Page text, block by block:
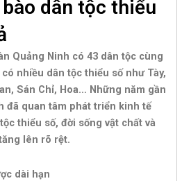
dân tộc thiểu
Quảng Ninh có 43 dân tộc cùng
nhiều dân tộc thiểu số như Tày,
Sán Chỉ, Hoa… Những năm gần
đã quan tâm phát triển kinh tế
thiểu số, đời sống vật chất và
lên rõ rệt.
dài hạn